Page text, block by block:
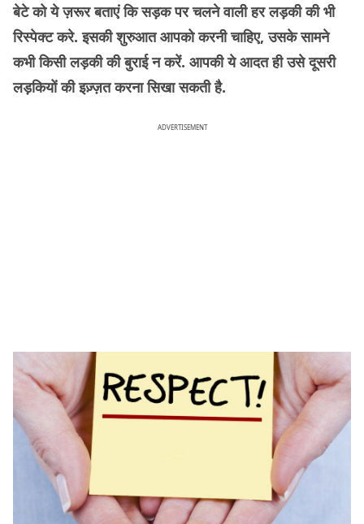
बेटे को ये ज़रूर बताएं कि सड़क पर चलने वाली हर लड़की की भी
रिस्पेक्ट करे. इसकी शुरुआत आपको करनी चाहिए, उसके सामने
कभी किसी लड़की की बुराई न करें. आपकी ये आदत ही उसे दूसरी
लड़कियों की इज़्ज़त करना सिखा सकती है.
ADVERTISEMENT